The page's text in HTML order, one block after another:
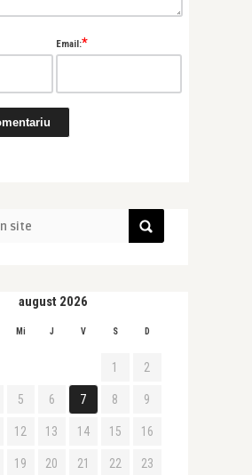
Email:*
august 2026
Mi J V S D
1 2
5 6 7 8 9
12 13 14 15 16
19 20 21 22 23